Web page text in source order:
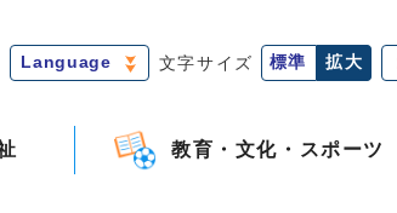
Language 文字サイズ 標準 拡大
教育・文化・スポーツ